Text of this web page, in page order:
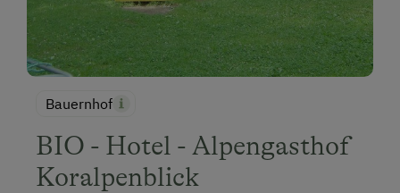
Bauernhof
BIO - Hotel - Alpengasthof
Koralpenblick